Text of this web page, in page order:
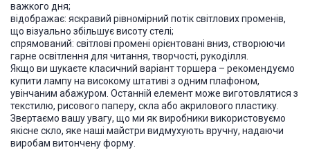
важкого дня;
відображає: яскравий рівномірний потік світлових променів,
що візуально збільшує висоту стелі;
спрямований: світлові промені орієнтовані вниз, створюючи
гарне освітлення для читання, творчості, рукоділля.
Якщо ви шукаєте класичний варіант торшера – рекомендуємо
купити лампу на високому штативі з одним плафоном,
увінчаним абажуром. Останній елемент може виготовлятися з
текстилю, рисового паперу, скла або акрилового пластику.
Звертаємо вашу увагу, що ми як виробники використовуємо
якісне скло, яке наші майстри видмухують вручну, надаючи
виробам витончену форму.